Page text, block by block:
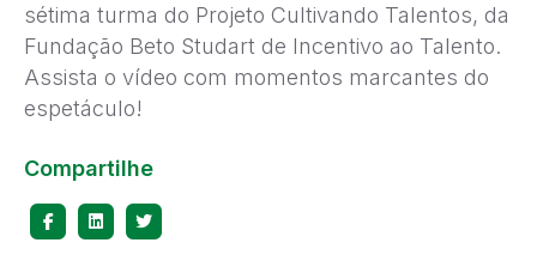
sétima turma do Projeto Cultivando Talentos, da
Fundação Beto Studart de Incentivo ao Talento.
Assista o vídeo com momentos marcantes do
espetáculo!
Compartilhe